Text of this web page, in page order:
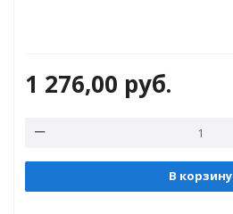
1 276,00 руб.
В корзину